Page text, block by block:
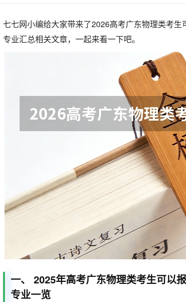
七七网小编给大家带来了2026高考广东物理类考
专业汇总相关文章，一起来看一下吧。
一、 2025年高考广东物理类考生可以报
专业一览